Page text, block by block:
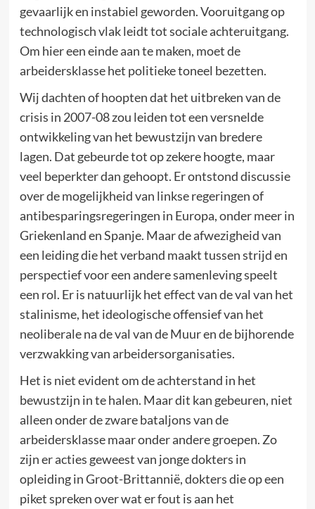
gevaarlijk en instabiel geworden. Vooruitgang op
technologisch vlak leidt tot sociale achteruitgang.
Om hier een einde aan te maken, moet de
arbeidersklasse het politieke toneel bezetten.
Wij dachten of hoopten dat het uitbreken van de
crisis in 2007-08 zou leiden tot een versnelde
ontwikkeling van het bewustzijn van bredere
lagen. Dat gebeurde tot op zekere hoogte, maar
veel beperkter dan gehoopt. Er ontstond discussie
over de mogelijkheid van linkse regeringen of
antibesparingsregeringen in Europa, onder meer in
Griekenland en Spanje. Maar de afwezigheid van
een leiding die het verband maakt tussen strijd en
perspectief voor een andere samenleving speelt
een rol. Er is natuurlijk het effect van de val van het
stalinisme, het ideologische offensief van het
neoliberale na de val van de Muur en de bijhorende
verzwakking van arbeidersorganisaties.
Het is niet evident om de achterstand in het
bewustzijn in te halen. Maar dit kan gebeuren, niet
alleen onder de zware bataljons van de
arbeidersklasse maar onder andere groepen. Zo
zijn er acties geweest van jonge dokters in
opleiding in Groot-Brittannië, dokters die op een
piket spreken over wat er fout is aan het